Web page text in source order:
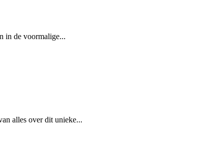
in de voormalige...
alles over dit unieke...